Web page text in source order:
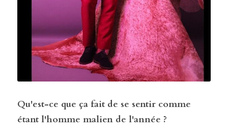
Qu'est-ce que ça fait de se sentir comme
étant l'homme malien de l'année ?